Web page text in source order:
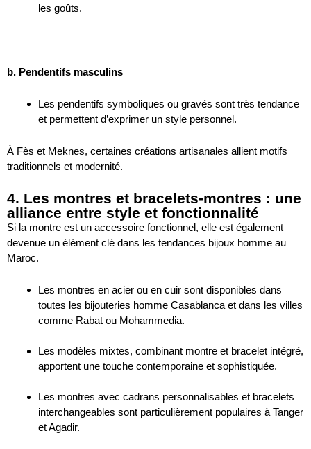
les goûts.
b. Pendentifs masculins
Les pendentifs symboliques ou gravés sont très tendance
et permettent d’exprimer un style personnel.
À Fès et Meknes, certaines créations artisanales allient motifs
traditionnels et modernité.
4. Les montres et bracelets-montres : une
alliance entre style et fonctionnalité
Si la montre est un accessoire fonctionnel, elle est également
devenue un élément clé dans les tendances bijoux homme au
Maroc.
Les montres en acier ou en cuir sont disponibles dans
toutes les bijouteries homme Casablanca et dans les villes
comme Rabat ou Mohammedia.
Les modèles mixtes, combinant montre et bracelet intégré,
apportent une touche contemporaine et sophistiquée.
Les montres avec cadrans personnalisables et bracelets
interchangeables sont particulièrement populaires à Tanger
et Agadir.